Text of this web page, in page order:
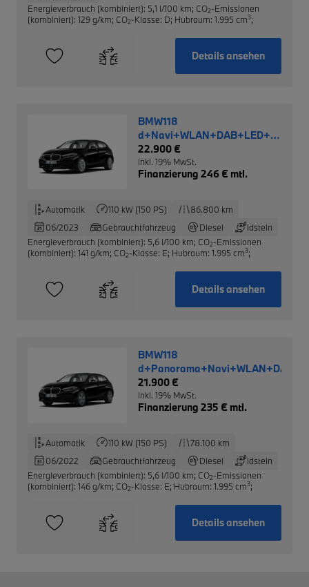
Energieverbrauch (kombiniert): 5,1 l/100 km; CO2-Emissionen
(kombiniert): 129 g/km; CO2-Klasse: D; Hubraum: 1.995 cm3;
Details ansehen
BMW118
d+Navi+WLAN+DAB+LED+RFK+e-
Sitze+Temp+PDCv+h
22.900 €
inkl. 19% MwSt.
Finanzierung 246 € mtl.
Automatik 110 kW (150 PS)
86.800 km
06/2023
Gebrauchtfahrzeug Diesel
Idstein
Energieverbrauch (kombiniert): 5,6 l/100 km; CO2-Emissionen
(kombiniert): 141 g/km; CO2-Klasse: E; Hubraum: 1.995 cm3;
Details ansehen
BMW118
21.900 €
inkl. 19% MwSt.
Finanzierung 235 € mtl.
Automatik 110 kW (150 PS)
78.100 km
06/2022
Gebrauchtfahrzeug Diesel
Idstein
Energieverbrauch (kombiniert): 5,6 l/100 km; CO2-Emissionen
(kombiniert): 146 g/km; CO2-Klasse: E; Hubraum: 1.995 cm3;
Details ansehen